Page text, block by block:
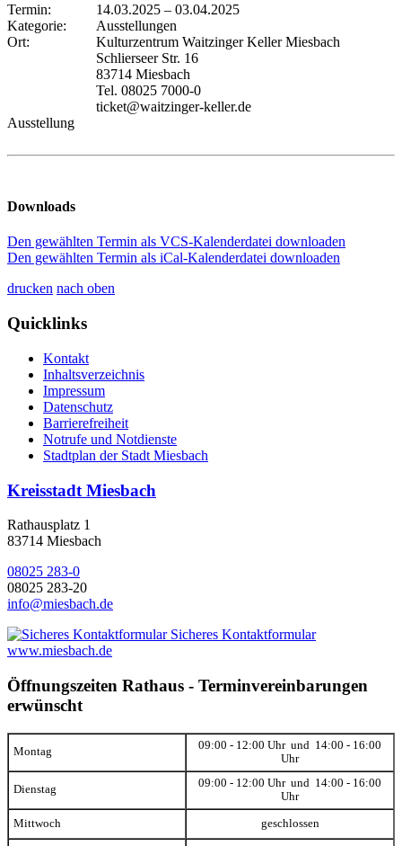
Termin: 14.03.2025 – 03.04.2025
Kategorie:
Ausstellungen
Ort:
Kulturzentrum Waitzinger Keller Miesbach
Schlierseer Str. 16
83714 Miesbach
Tel. 08025 7000-0
ticket@waitzinger-keller.de
Ausstellung
Downloads
Den gewählten Termin als VCS-Kalenderdatei downloaden
Den gewählten Termin als iCal-Kalenderdatei downloaden
drucken nach oben
Quicklinks
Kontakt
Inhaltsverzeichnis
Impressum
Datenschutz
Barrierefreiheit
Notrufe und Notdienste
Stadtplan der Stadt Miesbach
Kreisstadt Miesbach
Rathausplatz 1
83714 Miesbach
08025 283-0
08025 283-20
info@miesbach.de
Sicheres Kontaktformular
www.miesbach.de
Öffnungszeiten Rathaus - Terminvereinbarungen
erwünscht
Montag
09:00 - 12:00 Uhr und 14:00 - 16:00
Uhr
Dienstag
09:00 - 12:00 Uhr und 14:00 - 16:00
Uhr
Mittwoch geschlossen